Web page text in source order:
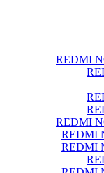
REDMI
REDMI
REDMI
REDMI